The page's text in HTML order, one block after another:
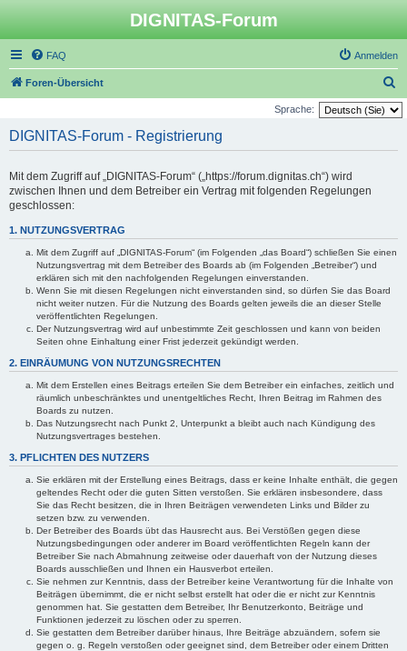
DIGNITAS-Forum
FAQ Anmelden
Foren-Übersicht
u
Sprache:
DIGNITAS-Forum - Registrierung
Mit dem Zugriff auf „DIGNITAS-Forum“ („https://forum.dignitas.ch“) wird
zwischen Ihnen und dem Betreiber ein Vertrag mit folgenden Regelungen
geschlossen:
1. NUTZUNGSVERTRAG
Mit dem Zugriff auf „DIGNITAS-Forum“ (im Folgenden „das Board“) schließen Sie einen
Nutzungsvertrag mit dem Betreiber des Boards ab (im Folgenden „Betreiber“) und
erklären sich mit den nachfolgenden Regelungen einverstanden.
Wenn Sie mit diesen Regelungen nicht einverstanden sind, so dürfen Sie das Board
nicht weiter nutzen. Für die Nutzung des Boards gelten jeweils die an dieser Stelle
veröffentlichten Regelungen.
Der Nutzungsvertrag wird auf unbestimmte Zeit geschlossen und kann von beiden
Seiten ohne Einhaltung einer Frist jederzeit gekündigt werden.
2. EINRÄUMUNG VON NUTZUNGSRECHTEN
Mit dem Erstellen eines Beitrags erteilen Sie dem Betreiber ein einfaches, zeitlich und
räumlich unbeschränktes und unentgeltliches Recht, Ihren Beitrag im Rahmen des
Boards zu nutzen.
Das Nutzungsrecht nach Punkt 2, Unterpunkt a bleibt auch nach Kündigung des
Nutzungsvertrages bestehen.
3. PFLICHTEN DES NUTZERS
Sie erklären mit der Erstellung eines Beitrags, dass er keine Inhalte enthält, die gegen
geltendes Recht oder die guten Sitten verstoßen. Sie erklären insbesondere, dass
Sie das Recht besitzen, die in Ihren Beiträgen verwendeten Links und Bilder zu
setzen bzw. zu verwenden.
Der Betreiber des Boards übt das Hausrecht aus. Bei Verstößen gegen diese
Nutzungsbedingungen oder anderer im Board veröffentlichten Regeln kann der
Betreiber Sie nach Abmahnung zeitweise oder dauerhaft von der Nutzung dieses
Boards ausschließen und Ihnen ein Hausverbot erteilen.
Sie nehmen zur Kenntnis, dass der Betreiber keine Verantwortung für die Inhalte von
Beiträgen übernimmt, die er nicht selbst erstellt hat oder die er nicht zur Kenntnis
genommen hat. Sie gestatten dem Betreiber, Ihr Benutzerkonto, Beiträge und
Funktionen jederzeit zu löschen oder zu sperren.
Sie gestatten dem Betreiber darüber hinaus, Ihre Beiträge abzuändern, sofern sie
gegen o. g. Regeln verstoßen oder geeignet sind, dem Betreiber oder einem Dritten